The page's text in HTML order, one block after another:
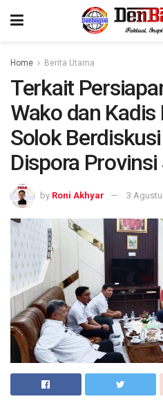
Home Berita Utama
Terkait
Wako dan Kadis
Solok
Dispora
by Roni Akhyar 3